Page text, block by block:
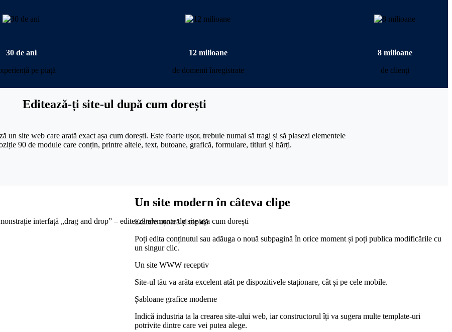
30 de ani
pe piață
12 milioane
de domenii înregistrate
8 milioane
de clienți
Editează-ți site-ul după cum dorești
un site web care arată exact așa cum dorești. Este foarte ușor, trebuie numai să tragi și să plasezi elementele
90 de module care conțin, printre altele, text, butoane, grafică, formulare, titluri și hărți.
Un site modern în câteva clipe
Editare ușoară și rapidă
Poți edita conținutul sau adăuga o nouă subpagină în orice moment și poți publica modificările cu
un singur clic.
Un site WWW receptiv
Site-ul tău va arăta excelent atât pe dispozitivele staționare, cât și pe cele mobile.
Șabloane grafice moderne
Indică industria ta la crearea site-ului web, iar constructorul îți va sugera multe template-uri
potrivite dintre care vei putea alege.